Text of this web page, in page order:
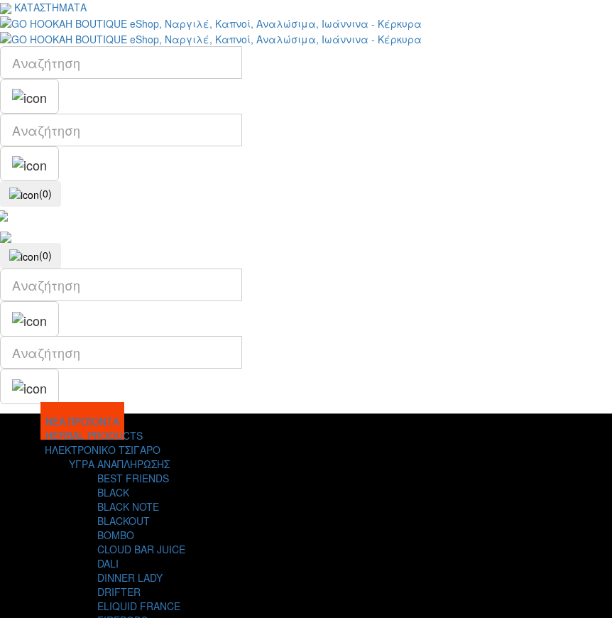
ΚΑΤΑΣΤΗΜΑΤΑ
(0)
(0)
ΝΕΑ ΠΡΟΪΟΝΤΑ
HERBAL PRODUCTS
ΗΛΕΚΤΡΟΝΙΚΟ ΤΣΙΓΑΡΟ
ΥΓΡΑ ΑΝΑΠΛΗΡΩΣΗΣ
BEST FRIENDS
BLACK
BLACK NOTE
BLACKOUT
BOMBO
CLOUD BAR JUICE
DALI
DINNER LADY
DRIFTER
ELIQUID FRANCE